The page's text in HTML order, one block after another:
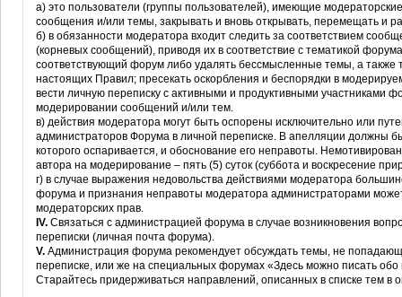
а) это пользователи (группы пользователей), имеющие
сообщения и/или темы, закрывать и вновь открывать, перемещать и
б) в обязанности модератора входит следить за соответствием
(корневых сообщений), приводя их в соответствие с тематикой
соответствующий форум либо удалять бессмысленные темы, а
настоящих Правил; пресекать оскорбления и беспорядки в
вести личную переписку с активными и продуктивными участниками
модерировании сообщений и/или тем.
в) действия модератора могут быть оспорены исключительно или
администраторов Форума в личной переписке. В апелляции должны
которого оспаривается, и обоснование его неправоты.
автора на модерирование – пять (5) суток (суббота и воскресение
г) в случае выражения недовольства действиями модератора
форума и признания неправоты модератора администраторами
модераторских прав.
IV. Связаться с администрацией форума в случае возникновения
переписки (личная почта форума).
V. Администрация форума рекомендует обсуждать темы, не
переписке, или же на специальных форумах «Здесь можно писать обо
Старайтесь придерживаться направлений, описанных в списке тем в